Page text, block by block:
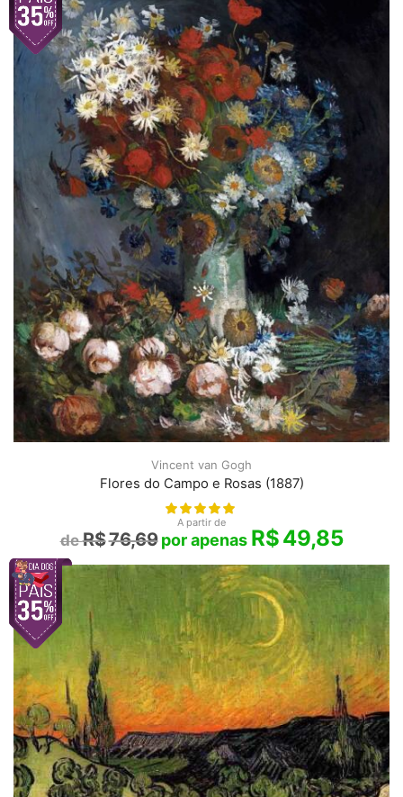
Vincent van Gogh
Flores do Campo e Rosas (1887)
A partir de
R$76,69 R$49,85